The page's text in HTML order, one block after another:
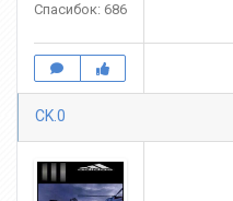
Спасибок: 686
CK.0